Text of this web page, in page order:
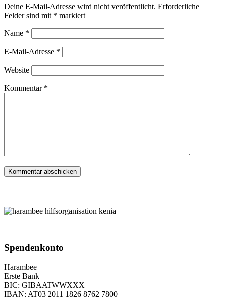
Deine E-Mail-Adresse wird nicht veröffentlicht. Erforderliche
Felder sind mit * markiert
Name *
E-Mail-Adresse *
Website
Kommentar *
Spenden­konto
Harambee
Erste Bank
BIC: GIBAATWWXXX
IBAN: AT03 2011 1826 8762 7800